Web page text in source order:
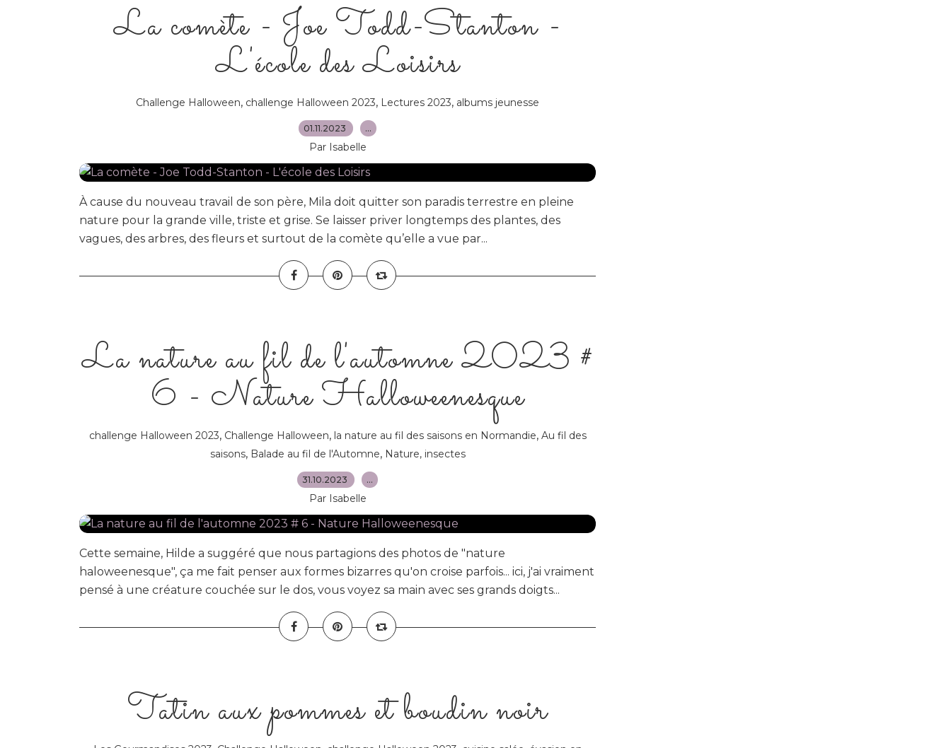
La comète - Joe Todd-Stanton -
L'école des Loisirs
Challenge Halloween, challenge Halloween 2023, Lectures 2023, albums jeunesse
01.11.2023 …
Par Isabelle
À cause du nouveau travail de son père, Mila doit quitter son paradis terrestre en pleine
nature pour la grande ville, triste et grise. Se laisser priver longtemps des plantes, des
vagues, des arbres, des fleurs et surtout de la comète qu’elle a vue par...
La nature au fil de l'automne 2023 #
6 - Nature Halloweenesque
challenge Halloween 2023, Challenge Halloween, la nature au fil des saisons en Normandie, Au fil des
saisons, Balade au fil de l'Automne, Nature, insectes
31.10.2023 …
Par Isabelle
Cette semaine, Hilde a suggéré que nous partagions des photos de "nature
haloweenesque", ça me fait penser aux formes bizarres qu'on croise parfois... ici, j'ai vraiment
pensé à une créature couchée sur le dos, vous voyez sa main avec ses grands doigts...
Tatin aux pommes et boudin noir